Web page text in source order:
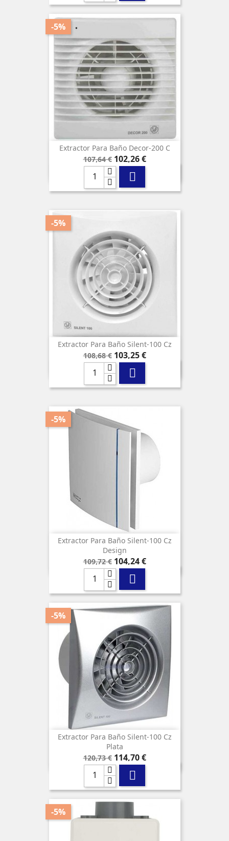
Extractor Para Baño Decor-200 C
Precio
base
107,64 €
-5%
Precio
102,26 €

Extractor Para Baño Silent-100 Cz
Precio
base
108,68 €
-5%
Precio
103,25 €

Extractor Para Baño Silent-100 Cz
Design
Precio
base
109,72 €
-5%
Precio
104,24 €

Extractor Para Baño Silent-100 Cz
Plata
Precio
base
120,73 €
-5%
Precio
114,70 €

-5%